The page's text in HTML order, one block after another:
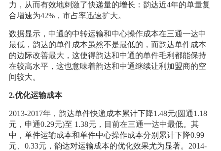
力，从而有效地刺激了快递量的增长：韵达近4年的单量复
合增速为42%，市占率迅速扩大。
数据显示，中通的中转运输和中心操作成本在三通一达中
最低，韵达的单件成本虽然不是最低的，而韵达单件成本
的边际改善最大，这使得韵达和中通的单件毛利都能保持
在较高水平，这也意味着韵达和中通继续让利加盟商的空
间较大。
2.优化运输成本
2013-2017年，韵达单件快递成本累计下降1.48元(圆通1.18
元，申通0.29元)至 1.38元，目前在三通一达中最低。其
中，单件运输成本和单件中心操作成本分别累计下降0.99
元、0.33元，韵达对运输成本的优化效果尤为显著。2014-